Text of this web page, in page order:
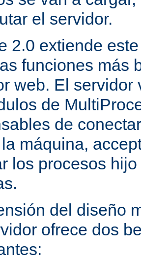
el servidor.
2.0 extiende
funciones más
web. El servidor
de
de
máquina,
los procesos
del diseño
ofrece dos